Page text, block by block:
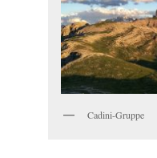
Cadini-Gruppe